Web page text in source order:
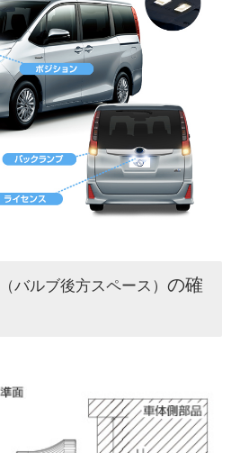
（バルブ後方スペース） の確